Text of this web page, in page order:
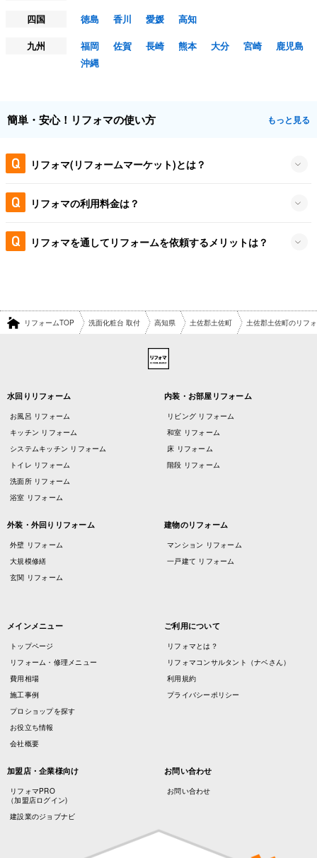
四国
徳島 香川 愛媛
高知
九州
福岡 佐賀 長崎 熊本 大分 宮崎
鹿児島
沖縄
簡単・安心！リフォマの使い方 もっと見る
リフォマ(リフォームマーケット)とは？
リフォマの利用料金は？
リフォマを通してリフォームを依頼するメリットは？
リフォームTOP 洗面化粧台 取付 高知県 土佐郡土佐町 土佐郡土佐町のリフ
水回りリフォーム
お風呂 リフォーム
キッチン リフォーム
システムキッチン リフォーム
トイレ リフォーム
洗面所 リフォーム
浴室 リフォーム
内装・お部屋リフォーム
リビング リフォーム
和室 リフォーム
床 リフォーム
階段 リフォーム
外装・外回りリフォーム
外壁 リフォーム
大規模修繕
玄関 リフォーム
建物のリフォーム
マンション リフォーム
一戸建て リフォーム
メインメニュー
トップページ
リフォーム・修理メニュー
費用相場
施工事例
プロショップを探す
お役立ち情報
会社概要
ご利用について
リフォマとは？
リフォマコンサルタント（ナベさん）
利用規約
プライバシーポリシー
加盟店・企業様向け
リフォマPRO
（加盟店ログイン)
建設業のジョブナビ
お問い合わせ
お問い合わせ